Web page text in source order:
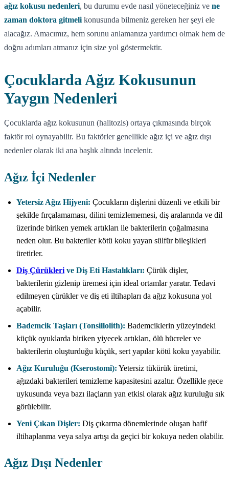
ağız kokusu nedenleri, bu durumu evde nasıl yöneteceğiniz ve ne
zaman doktora gitmeli konusunda bilmeniz gereken her şeyi ele
alacağız. Amacımız, hem sorunu anlamanıza yardımcı olmak hem de
doğru adımları atmanız için size yol göstermektir.
Çocuklarda Ağız Kokusunun
Yaygın Nedenleri
Çocuklarda ağız kokusunun (halitozis) ortaya çıkmasında birçok
faktör rol oynayabilir. Bu faktörler genellikle ağız içi ve ağız dışı
nedenler olarak iki ana başlık altında incelenir.
Ağız İçi Nedenler
Yetersiz Ağız Hijyeni: Çocukların dişlerini düzenli ve etkili bir
şekilde fırçalamaması, dilini temizlememesi, diş aralarında ve dil
üzerinde biriken yemek artıkları ile bakterilerin çoğalmasına
neden olur. Bu bakteriler kötü koku yayan sülfür bileşikleri
üretirler.
Diş Çürükleri ve Diş Eti Hastalıkları: Çürük dişler,
bakterilerin gizlenip üremesi için ideal ortamlar yaratır. Tedavi
edilmeyen çürükler ve diş eti iltihapları da ağız kokusuna yol
açabilir.
Bademcik Taşları (Tonsillolith): Bademciklerin yüzeyindeki
küçük oyuklarda biriken yiyecek artıkları, ölü hücreler ve
bakterilerin oluşturduğu küçük, sert yapılar kötü koku yayabilir.
Ağız Kuruluğu (Kserostomi): Yetersiz tükürük üretimi,
ağızdaki bakterileri temizleme kapasitesini azaltır. Özellikle gece
uykusunda veya bazı ilaçların yan etkisi olarak ağız kuruluğu sık
görülebilir.
Yeni Çıkan Dişler: Diş çıkarma dönemlerinde oluşan hafif
iltihaplanma veya salya artışı da geçici bir kokuya neden olabilir.
Ağız Dışı Nedenler